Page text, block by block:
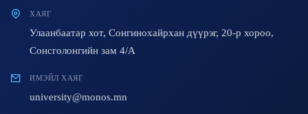
ХАЯГ
Улаанбаатар хот, Сонгинохайрхан дүүрэг, 20-р хороо,
Сонсголонгийн зам 4/A
ИМЭЙЛ ХАЯГ
university@monos.mn